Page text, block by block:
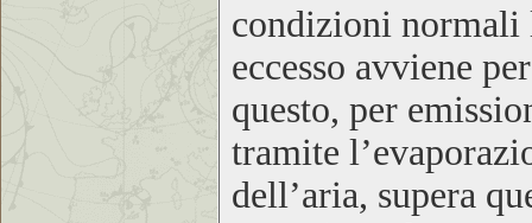
condizioni normali
eccesso avviene
questo, per
tramite
dell’aria, supera